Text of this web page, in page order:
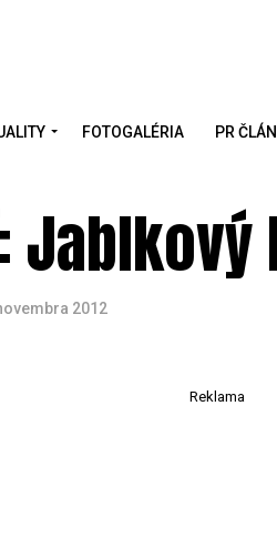
FOTOGALÉRIA PR
Jablkový
2012
Reklama